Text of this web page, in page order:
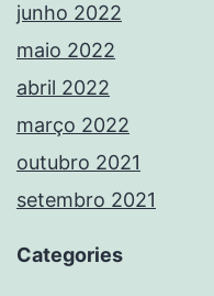
junho 2022
maio 2022
abril 2022
março 2022
outubro 2021
setembro 2021
Categories